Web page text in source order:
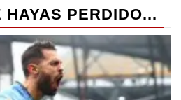
HAYAS PERDIDO...